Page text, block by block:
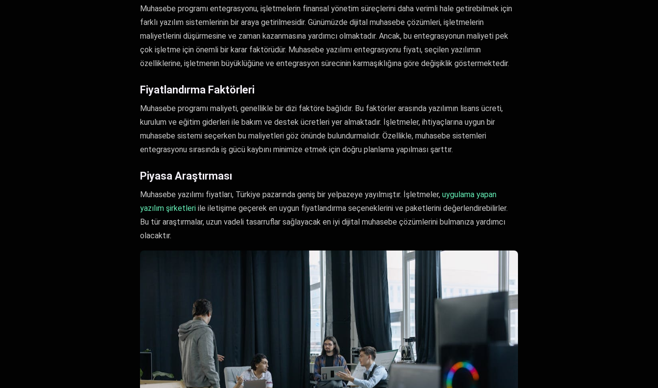
Muhasebe programı entegrasyonu, işletmelerin finansal yönetim süreçlerini daha verimli hale getirebilmek için
farklı yazılım sistemlerinin bir araya getirilmesidir. Günümüzde dijital muhasebe çözümleri, işletmelerin
maliyetlerini düşürmesine ve zaman kazanmasına yardımcı olmaktadır. Ancak, bu entegrasyonun maliyeti pek
çok işletme için önemli bir karar faktörüdür. Muhasebe yazılımı entegrasyonu fiyatı, seçilen yazılımın
özelliklerine, işletmenin büyüklüğüne ve entegrasyon sürecinin karmaşıklığına göre değişiklik göstermektedir.
Fiyatlandırma Faktörleri
Muhasebe programı maliyeti, genellikle bir dizi faktöre bağlıdır. Bu faktörler arasında yazılımın lisans ücreti,
kurulum ve eğitim giderleri ile bakım ve destek ücretleri yer almaktadır. İşletmeler, ihtiyaçlarına uygun bir
muhasebe sistemi seçerken bu maliyetleri göz önünde bulundurmalıdır. Özellikle, muhasebe sistemleri
entegrasyonu sırasında iş gücü kaybını minimize etmek için doğru planlama yapılması şarttır.
Piyasa Araştırması
Muhasebe yazılımı fiyatları, Türkiye pazarında geniş bir yelpazeye yayılmıştır. İşletmeler, uygulama yapan
yazılım şirketleri ile iletişime geçerek en uygun fiyatlandırma seçeneklerini ve paketlerini değerlendirebilirler.
Bu tür araştırmalar, uzun vadeli tasarruflar sağlayacak en iyi dijital muhasebe çözümlerini bulmanıza yardımcı
olacaktır.